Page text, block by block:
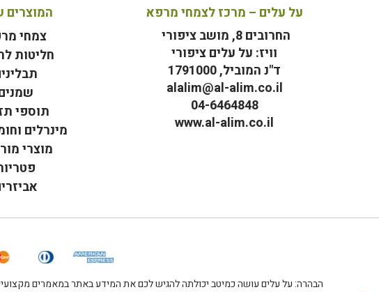
על עלים – מרכז לצמחי מרפא
החרובים 8, מושב ציפורי
וויז: על עלים ציפורי
ד"נ המוביל, 1791000
alalim@al-alim.co.il
04-6464848
www.al-alim.co.il
המוצרים
צמחי
חליטות
תוספי
מינרלים
מוצרי
הבהרה: על עלים עושה כמיטב יכולתה להגיש לכם את המידע באתר במאמרים